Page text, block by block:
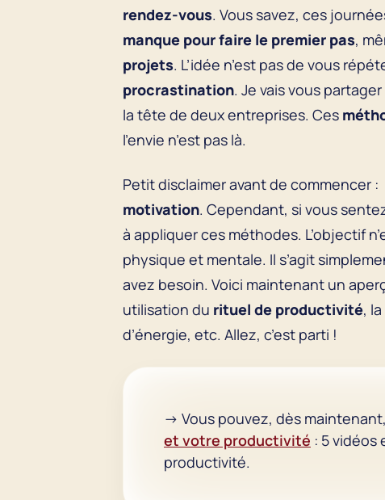
rendez-vous. Vous savez, ces
manque pour faire le premier pas,
projets. L’idée n’est pas de vous
procrastination. Je vais vous partager
la tête de deux entreprises. Ces
l’envie n’est pas là.
Petit disclaimer avant de commencer
motivation. Cependant, si vous
à appliquer ces méthodes. L’objectif
physique et mentale. Il s’agit
avez besoin. Voici maintenant un
utilisation du rituel de productivité, la
d’énergie, etc. Allez, c’est parti !
→ Vous pouvez, dès
et votre productivité : 5 vidéos
productivité.